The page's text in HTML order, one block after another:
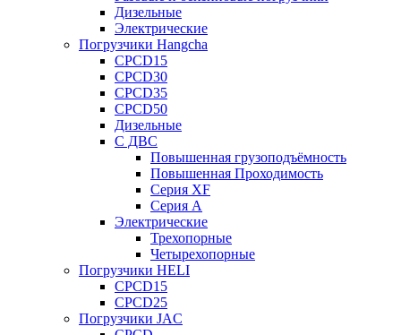
Дизельные
Электрические
Погрузчики Hangcha
CPCD15
CPCD30
CPCD35
CPCD50
Дизельные
С ДВС
Повышенная грузоподъёмность
Повышенная Проходимость
Серия XF
Серия А
Электрические
Трехопорные
Четырехопорные
Погрузчики HELI
CPCD15
CPCD25
Погрузчики JAC